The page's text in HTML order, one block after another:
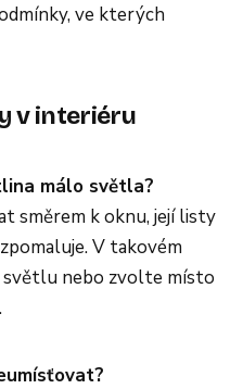
ve kterých
v interiéru
málo světla?
směrem k oknu, její listy
V takovém
světlu nebo zvolte místo